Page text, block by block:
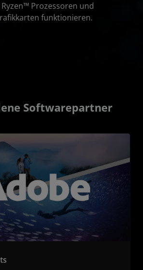
Prozessoren und
funktionieren.
Softwarepartner